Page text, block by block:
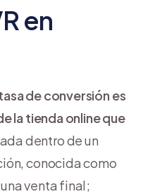
en
de conversión es
la tienda online que
dentro de un
conocida como
venta final;